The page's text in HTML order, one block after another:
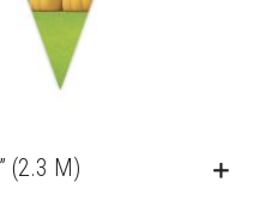
(2.3 M)